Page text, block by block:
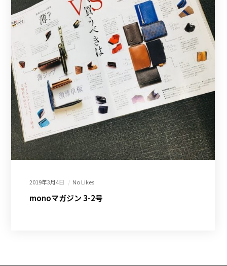
2019年3月4日 No Likes
monoマガジン 3-2号